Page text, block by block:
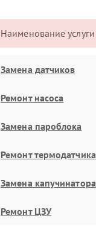
Наименование услуги
Замена датчиков
Ремонт насоса
Замена пароблока
Ремонт термодатчика
Замена капучинатора
Ремонт ЦЗУ